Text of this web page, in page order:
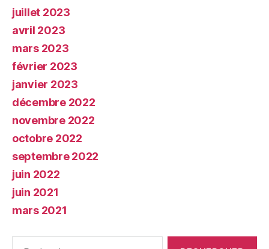
juillet 2023
avril 2023
mars 2023
février 2023
janvier 2023
décembre 2022
novembre 2022
octobre 2022
septembre 2022
juin 2022
juin 2021
mars 2021